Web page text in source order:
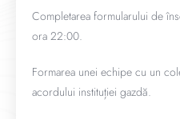
Completarea formularului de
ora 22:00.
Formarea unei echipe cu un
acordului instituției gazdă.